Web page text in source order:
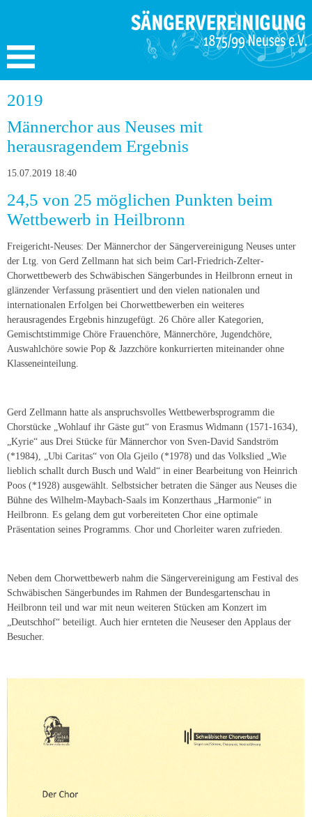
2019
Männerchor aus Neuses mit
herausragendem Ergebnis
15.07.2019 18:40
24,5 von 25 möglichen Punkten beim
Wettbewerb in Heilbronn
Freigericht-Neuses: Der Männerchor der Sängervereinigung Neuses unter
der Ltg. von Gerd Zellmann hat sich beim Carl-Friedrich-Zelter-
Chorwettbewerb des Schwäbischen Sängerbundes in Heilbronn erneut in
glänzender Verfassung präsentiert und den vielen nationalen und
internationalen Erfolgen bei Chorwettbewerben ein weiteres
herausragendes Ergebnis hinzugefügt. 26 Chöre aller Kategorien,
Gemischtstimmige Chöre Frauenchöre, Männerchöre, Jugendchöre,
Auswahlchöre sowie Pop & Jazzchöre konkurrierten miteinander ohne
Klasseneinteilung.
Gerd Zellmann hatte als anspruchsvolles Wettbewerbsprogramm die
Chorstücke „Wohlauf ihr Gäste gut“ von Erasmus Widmann (1571-1634),
„Kyrie“ aus Drei Stücke für Männerchor von Sven-David Sandström
(*1984), „Ubi Caritas“ von Ola Gjeilo (*1978) und das Volkslied „Wie
lieblich schallt durch Busch und Wald“ in einer Bearbeitung von Heinrich
Poos (*1928) ausgewählt. Selbstsicher betraten die Sänger aus Neuses die
Bühne des Wilhelm-Maybach-Saals im Konzerthaus „Harmonie“ in
Heilbronn. Es gelang dem gut vorbereiteten Chor eine optimale
Präsentation seines Programms. Chor und Chorleiter waren zufrieden.
Neben dem Chorwettbewerb nahm die Sängervereinigung am Festival des
Schwäbischen Sängerbundes im Rahmen der Bundesgartenschau in
Heilbronn teil und war mit neun weiteren Stücken am Konzert im
„Deutschhof“ beteiligt. Auch hier ernteten die Neuseser den Applaus der
Besucher.